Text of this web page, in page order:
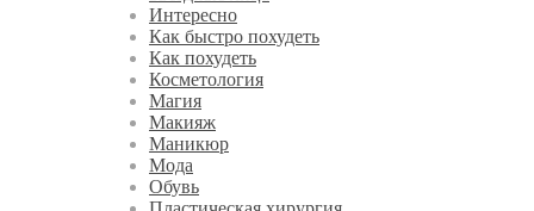
Интересно
Как быстро похудеть
Как похудеть
Косметология
Магия
Макияж
Маникюр
Мода
Обувь